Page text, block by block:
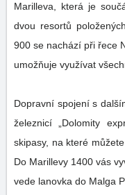
Marilleva, která je
dvou resortů
900 se nachází při řece
umožňuje využívat
Dopravní spojení s
železnicí „Dolomity
skipasy, na které
Do Marillevy 1400 vás
vede lanovka do Malga